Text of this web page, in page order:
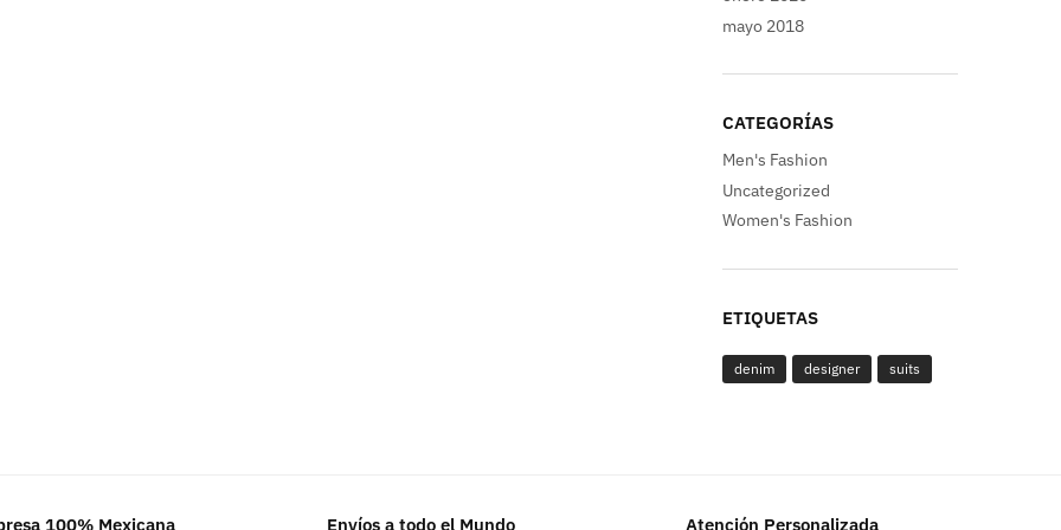
mayo 2018
CATEGORÍAS
Men's Fashion
Uncategorized
Women's Fashion
ETIQUETAS
denim designer suits
100% Mexicana Envíos a todo el Mundo Atención Personalizada